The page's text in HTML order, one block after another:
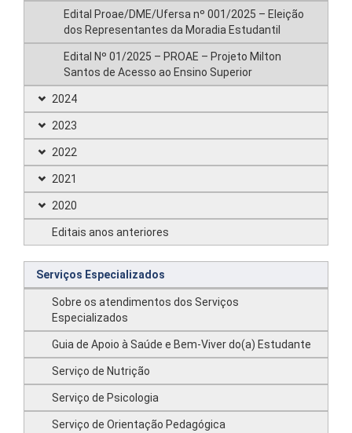
Edital Proae/DME/Ufersa nº 001/2025 – Eleição
dos Representantes da Moradia Estudantil
Edital Nº 01/2025 – PROAE – Projeto Milton
Santos de Acesso ao Ensino Superior
2024
2023
2022
2021
2020
Editais anos anteriores
Serviços Especializados
Sobre os atendimentos dos Serviços
Especializados
Guia de Apoio à Saúde e Bem-Viver do(a) Estudante
Serviço de Nutrição
Serviço de Psicologia
Serviço de Orientação Pedagógica